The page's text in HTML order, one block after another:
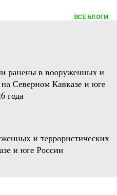
ВСЕ БЛОГИ
ранены в вооруженных и
Северном Кавказе и юге
года
и террористических
и юге России